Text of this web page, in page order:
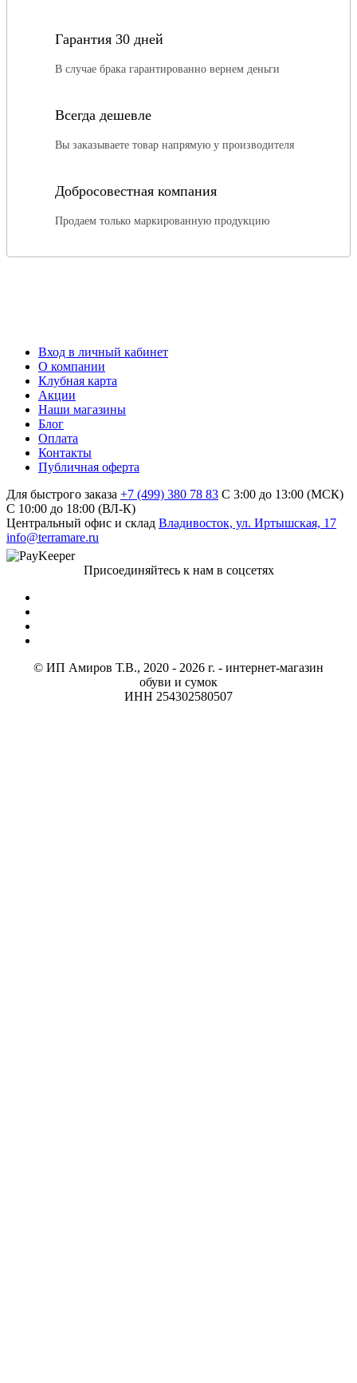
Гарантия 30 дней
В случае брака гарантированно вернем деньги
Всегда дешевле
Вы заказываете товар напрямую у производителя
Добросовестная компания
Продаем только маркированную продукцию
Вход в личный кабинет
О компании
Клубная карта
Акции
Наши магазины
Блог
Оплата
Контакты
Публичная оферта
Для быстрого заказа +7 (499) 380 78 83 С 3:00 до 13:00 (МСК)
C 10:00 до 18:00 (ВЛ-К)
Центральный офис и склад Владивосток, ул. Иртышская, 17
info@terramare.ru
Присоединяйтесь к нам в соцсетях
© ИП Амиров Т.В., 2020 - 2026 г. - интернет-магазин
обуви и сумок
ИНН 254302580507